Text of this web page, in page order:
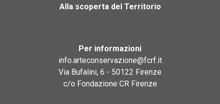
Alla scoperta del Territorio
Per informazioni
info.arteconservazione@fcrf.it
Via Bufalini, 6 - 50122 Firenze
c/o Fondazione CR Firenze